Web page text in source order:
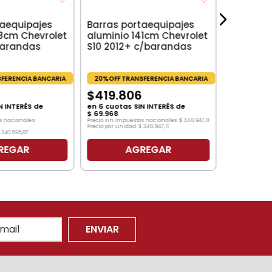
Chevrolet
BANCARIA
de
nacionales:
340.595,87
Barras portaequipajes
aluminio 141cm Chevrolet
S10 2012+ c/barandas
20%OFF TRANSFERENCIA BANCARIA
$419.806
en 6 cuotas SIN INTERÉS de
$ 69.968
Precio sin impuestos nacionales:$ 346.947,11
Precio por unidad:$ 346.947,11
AGREGAR
ENVIAR